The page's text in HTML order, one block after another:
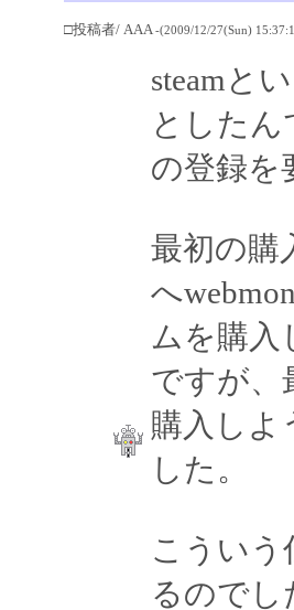
□投稿者/ AAA-(2009/12/27(Sun)
steamと
とした
の登録を
最初の購
へ
ムを購入
ですが、
購入しよ
した。
こういう
るのでし